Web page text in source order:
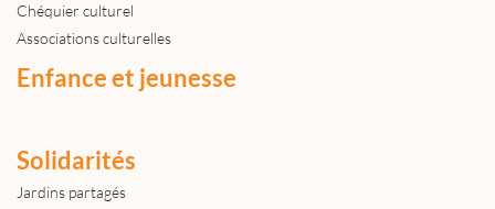
Chéquier culturel
Associations culturelles
Enfance et jeunesse
Solidarités
Jardins partagés